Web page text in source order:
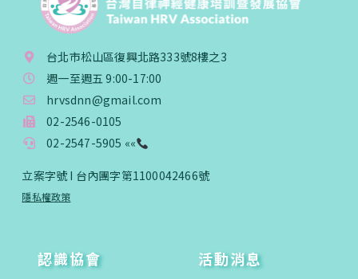
台北市松山區復興北路333號8樓之3
週一至週五 9:00-17:00
hrvsdnn@gmail.com
02-2546-0105
02-2547-5905 ««
立案字號 I 台內團字第1100042466號
隱私權政策
認識協會
活動消息